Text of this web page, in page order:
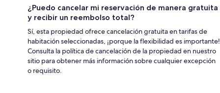
¿Puedo cancelar mi reservación de manera gratuita
y recibir un reembolso total?
Sí, esta propiedad ofrece cancelación gratuita en tarifas de
habitación seleccionadas, ¡porque la flexibilidad es importante!
Consulta la política de cancelación de la propiedad en nuestro
sitio para obtener más información sobre cualquier excepción
o requisito.